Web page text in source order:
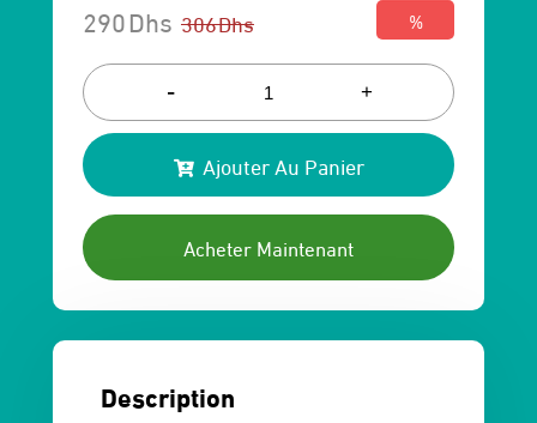
306Dhs
Le
prix
initial
était :
306 Dhs.
290Dhs
Le
prix
actuel
est :
290 Dhs.
%
- +
Ajouter Au Panier
Acheter Maintenant
Description